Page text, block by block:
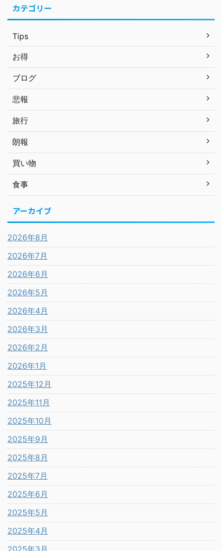
カテゴリー
Tips
お得
ブログ
悲報
旅行
朗報
買い物
食事
アーカイブ
2026年8月
2026年7月
2026年6月
2026年5月
2026年4月
2026年3月
2026年2月
2026年1月
2025年12月
2025年11月
2025年10月
2025年9月
2025年8月
2025年7月
2025年6月
2025年5月
2025年4月
2025年3月